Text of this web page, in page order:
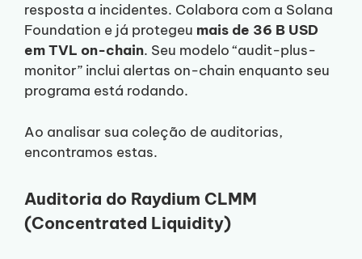
resposta a incidentes. Colabora com a Solana
Foundation e já protegeu mais de 36 B USD
em TVL on-chain. Seu modelo “audit-plus-
monitor” inclui alertas on-chain enquanto seu
programa está rodando.
Ao analisar sua coleção de auditorias,
encontramos estas.
Auditoria do Raydium CLMM
(Concentrated Liquidity)